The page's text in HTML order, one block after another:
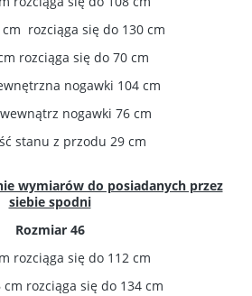
rozciąga się do 130 cm
rozciąga się do 70 cm
nogawki 104 cm
wewnątrz nogawki 76 cm
stanu z przodu 29 cm
wymiarów do posiadanych przez
siebie spodni
Rozmiar 46
rozciąga się do 112 cm
cm rozciąga się do 134 cm